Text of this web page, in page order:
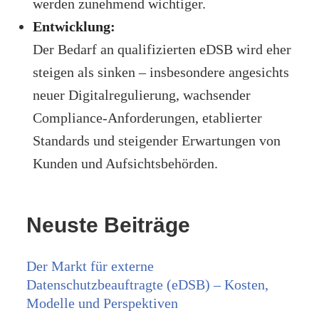
werden zunehmend wichtiger.
Entwicklung:
Der Bedarf an qualifizierten eDSB wird eher
steigen als sinken – insbesondere angesichts
neuer Digitalregulierung, wachsender
Compliance-Anforderungen, etablierter
Standards und steigender Erwartungen von
Kunden und Aufsichtsbehörden.
Neuste Beiträge
Der Markt für externe
Datenschutzbeauftragte (eDSB) – Kosten,
Modelle und Perspektiven